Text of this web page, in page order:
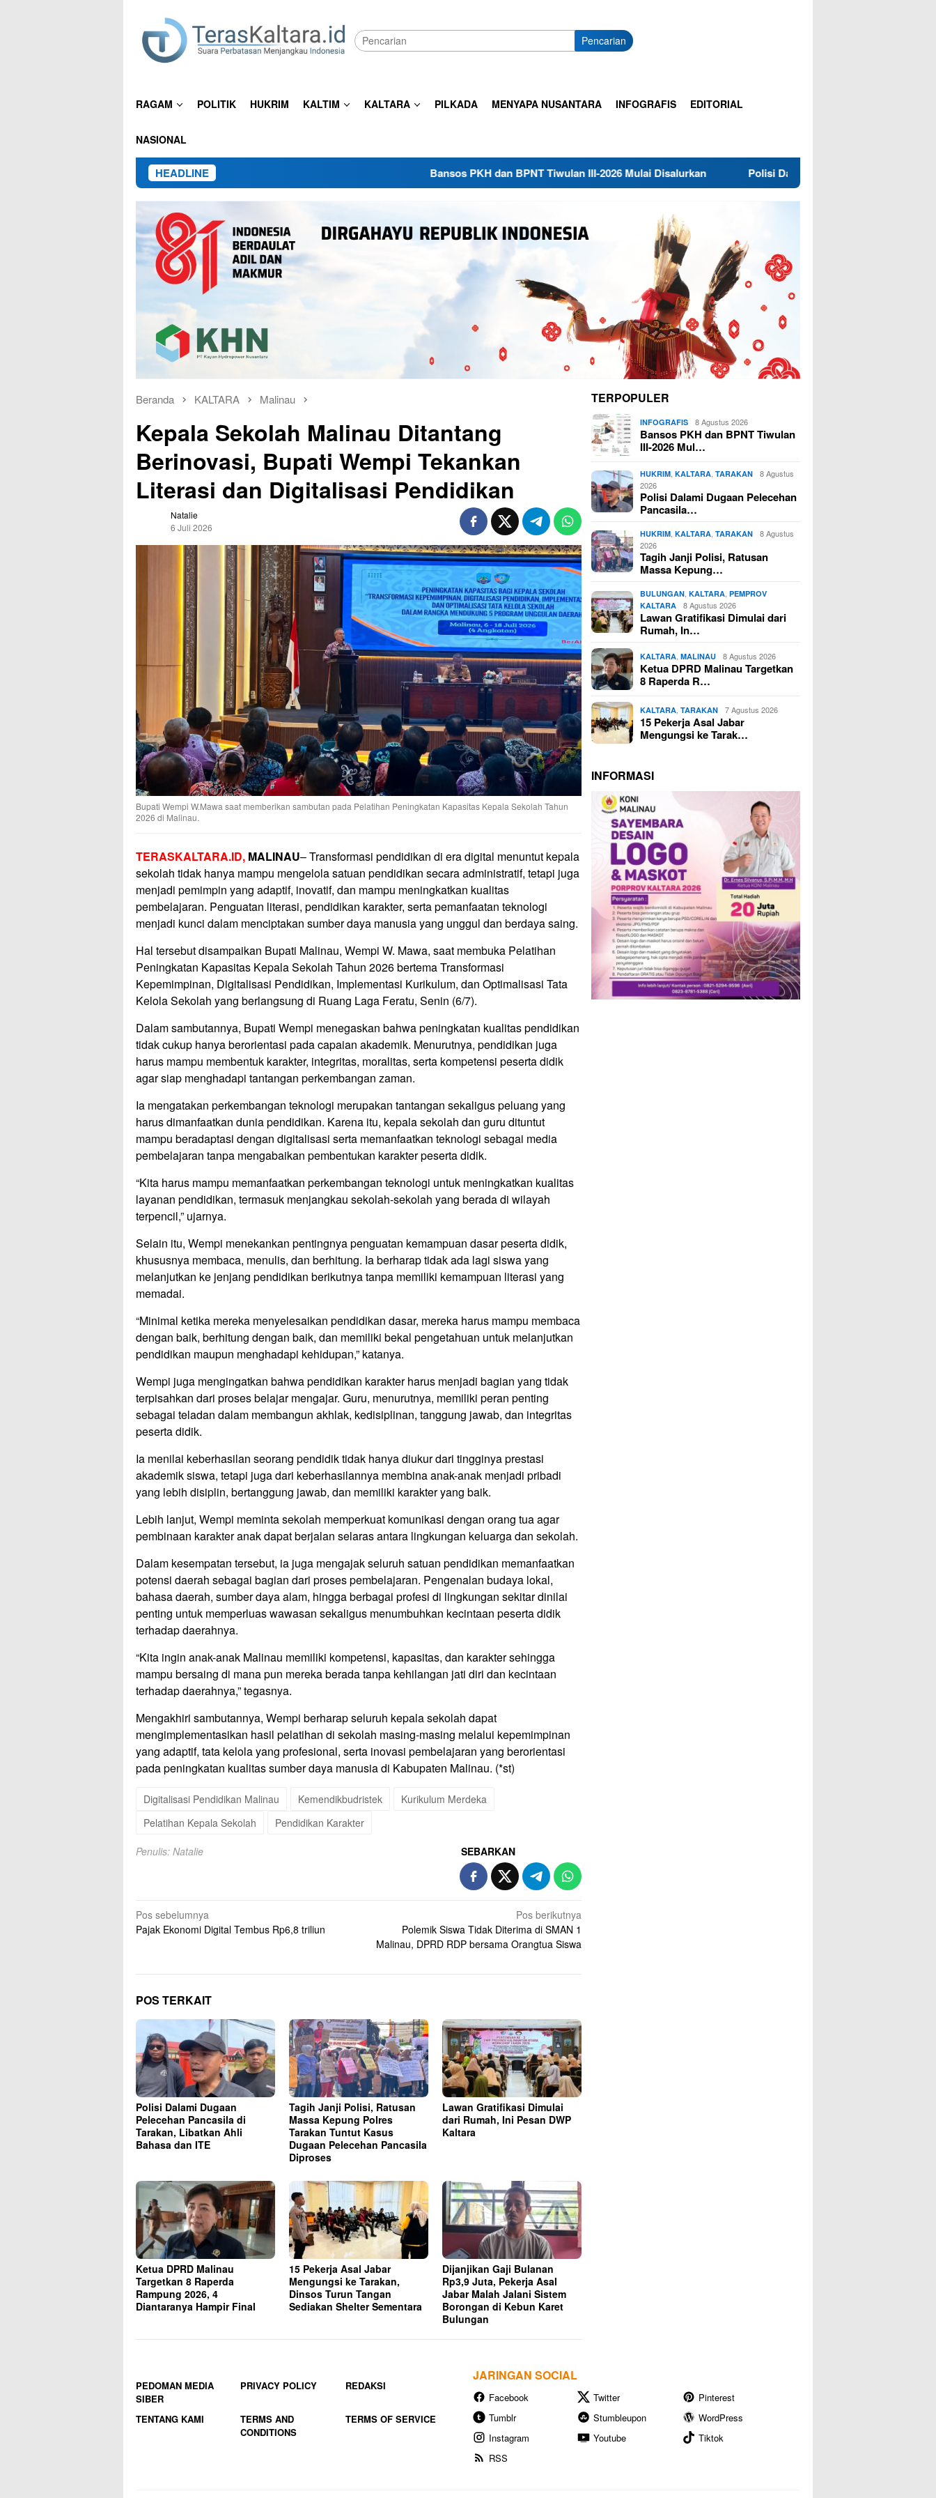
konten
Pencarian
RAGAM POLITIK HUKRIM KALTIM KALTARA PILKADA MENYAPA NUSANTARA INFOGRAFIS EDITORIAL
NASIONAL
HEADLINE Bansos PKH dan BPNT Tiwulan III-2026 Mulai Disalurkan Polisi Dalami Dugaan Pelecehan Pancasila di Tarakan,
Beranda KALTARA Malinau
Kepala Sekolah Malinau Ditantang
Berinovasi, Bupati Wempi Tekankan
Literasi dan Digitalisasi Pendidikan
Natalie
6 Juli 2026
Bupati Wempi W.Mawa saat memberikan sambutan pada Pelatihan Peningkatan Kapasitas Kepala Sekolah Tahun
2026 di Malinau.
TERASKALTARA.ID, MALINAU– Transformasi pendidikan di era digital menuntut kepala
sekolah tidak hanya mampu mengelola satuan pendidikan secara administratif, tetapi juga
menjadi pemimpin yang adaptif, inovatif, dan mampu meningkatkan kualitas
pembelajaran. Penguatan literasi, pendidikan karakter, serta pemanfaatan teknologi
menjadi kunci dalam menciptakan sumber daya manusia yang unggul dan berdaya saing.
Hal tersebut disampaikan Bupati Malinau, Wempi W. Mawa, saat membuka Pelatihan
Peningkatan Kapasitas Kepala Sekolah Tahun 2026 bertema Transformasi
Kepemimpinan, Digitalisasi Pendidikan, Implementasi Kurikulum, dan Optimalisasi Tata
Kelola Sekolah yang berlangsung di Ruang Laga Feratu, Senin (6/7).
Dalam sambutannya, Bupati Wempi menegaskan bahwa peningkatan kualitas pendidikan
tidak cukup hanya berorientasi pada capaian akademik. Menurutnya, pendidikan juga
harus mampu membentuk karakter, integritas, moralitas, serta kompetensi peserta didik
agar siap menghadapi tantangan perkembangan zaman.
Ia mengatakan perkembangan teknologi merupakan tantangan sekaligus peluang yang
harus dimanfaatkan dunia pendidikan. Karena itu, kepala sekolah dan guru dituntut
mampu beradaptasi dengan digitalisasi serta memanfaatkan teknologi sebagai media
pembelajaran tanpa mengabaikan pembentukan karakter peserta didik.
“Kita harus mampu memanfaatkan perkembangan teknologi untuk meningkatkan kualitas
layanan pendidikan, termasuk menjangkau sekolah-sekolah yang berada di wilayah
terpencil,” ujarnya.
Selain itu, Wempi menekankan pentingnya penguatan kemampuan dasar peserta didik,
khususnya membaca, menulis, dan berhitung. Ia berharap tidak ada lagi siswa yang
melanjutkan ke jenjang pendidikan berikutnya tanpa memiliki kemampuan literasi yang
memadai.
“Minimal ketika mereka menyelesaikan pendidikan dasar, mereka harus mampu membaca
dengan baik, berhitung dengan baik, dan memiliki bekal pengetahuan untuk melanjutkan
pendidikan maupun menghadapi kehidupan,” katanya.
Wempi juga mengingatkan bahwa pendidikan karakter harus menjadi bagian yang tidak
terpisahkan dari proses belajar mengajar. Guru, menurutnya, memiliki peran penting
sebagai teladan dalam membangun akhlak, kedisiplinan, tanggung jawab, dan integritas
peserta didik.
Ia menilai keberhasilan seorang pendidik tidak hanya diukur dari tingginya prestasi
akademik siswa, tetapi juga dari keberhasilannya membina anak-anak menjadi pribadi
yang lebih disiplin, bertanggung jawab, dan memiliki karakter yang baik.
Lebih lanjut, Wempi meminta sekolah memperkuat komunikasi dengan orang tua agar
pembinaan karakter anak dapat berjalan selaras antara lingkungan keluarga dan sekolah.
Dalam kesempatan tersebut, ia juga mengajak seluruh satuan pendidikan memanfaatkan
potensi daerah sebagai bagian dari proses pembelajaran. Pengenalan budaya lokal,
bahasa daerah, sumber daya alam, hingga berbagai profesi di lingkungan sekitar dinilai
penting untuk memperluas wawasan sekaligus menumbuhkan kecintaan peserta didik
terhadap daerahnya.
“Kita ingin anak-anak Malinau memiliki kompetensi, kapasitas, dan karakter sehingga
mampu bersaing di mana pun mereka berada tanpa kehilangan jati diri dan kecintaan
terhadap daerahnya,” tegasnya.
Mengakhiri sambutannya, Wempi berharap seluruh kepala sekolah dapat
mengimplementasikan hasil pelatihan di sekolah masing-masing melalui kepemimpinan
yang adaptif, tata kelola yang profesional, serta inovasi pembelajaran yang berorientasi
pada peningkatan kualitas sumber daya manusia di Kabupaten Malinau. (*st)
Digitalisasi Pendidikan Malinau Kemendikbudristek
Kurikulum Merdeka
Pelatihan Kepala Sekolah
Pendidikan Karakter
Penulis: Natalie SEBARKAN
Navigasi
pos
Pos sebelumnya
Pajak Ekonomi Digital Tembus Rp6,8 triliun
Pos berikutnya
Polemik Siswa Tidak Diterima di SMAN 1
Malinau, DPRD RDP bersama Orangtua Siswa
POS TERKAIT
Polisi Dalami Dugaan
Pelecehan Pancasila di
Tarakan, Libatkan Ahli
Bahasa dan ITE
Tagih Janji Polisi, Ratusan
Massa Kepung Polres
Tarakan Tuntut Kasus
Dugaan Pelecehan Pancasila
Diproses
Lawan Gratifikasi Dimulai
dari Rumah, Ini Pesan DWP
Kaltara
Ketua DPRD Malinau
Targetkan 8 Raperda
Rampung 2026, 4
Diantaranya Hampir Final
15 Pekerja Asal Jabar
Mengungsi ke Tarakan,
Dinsos Turun Tangan
Sediakan Shelter Sementara
Dijanjikan Gaji Bulanan
Rp3,9 Juta, Pekerja Asal
Jabar Malah Jalani Sistem
Borongan di Kebun Karet
Bulungan
TERPOPULER
INFOGRAFIS 8 Agustus 2026
Bansos PKH dan BPNT Tiwulan
III-2026 Mul…
HUKRIM ,KALTARA ,TARAKAN
8 Agustus
2026
Polisi Dalami Dugaan Pelecehan
Pancasila…
HUKRIM ,KALTARA ,TARAKAN
8 Agustus
2026
Tagih Janji Polisi, Ratusan
Massa Kepung…
BULUNGAN ,KALTARA ,PEMPROV
KALTARA
8 Agustus 2026
Lawan Gratifikasi Dimulai dari
Rumah, In…
KALTARA ,MALINAU 8 Agustus 2026
Ketua DPRD Malinau Targetkan
8 Raperda R…
KALTARA ,TARAKAN 7 Agustus 2026
15 Pekerja Asal Jabar
Mengungsi ke Tarak…
INFORMASI
PEDOMAN MEDIA
SIBER
PRIVACY POLICY REDAKSI
TENTANG KAMI
TERMS AND
CONDITIONS
TERMS OF SERVICE
JARINGAN SOCIAL
Facebook Twitter
Pinterest
Tumblr
Stumbleupon
WordPress
Instagram
Youtube
Tiktok
RSS